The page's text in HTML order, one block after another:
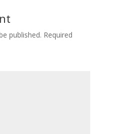
published. Required